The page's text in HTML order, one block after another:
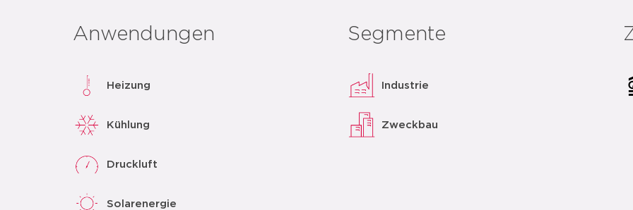
keine ausreichende Auflage der Flachdichtung
(Riefen/Kerben) sein
die halbe Verschraubung mit der Flachdichtung
montieren und handfest anziehen. Achten Sie
Anwendungen
Heizung
Kühlung
Druckluft
Solarenergie
Segmente
Industrie
Zweckbau